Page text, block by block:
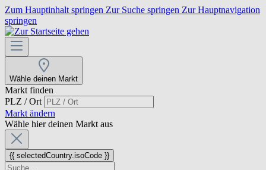
Zum Hauptinhalt springen Zur Suche springen Zur Hauptnavigation
springen
Wähle deinen Markt
Markt finden
PLZ / Ort
Markt ändern
Wähle hier deinen Markt aus
{{ selectedCountry.isoCode }}